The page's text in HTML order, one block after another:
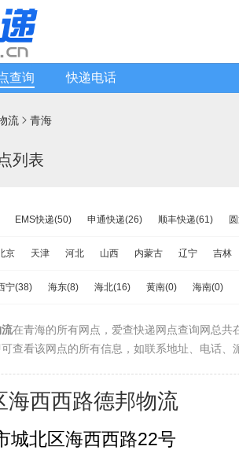
查询 快递电话
流  青海
列表
EMS快递(50) 申通快递(26) 顺丰快递(61)
安能物流(41) 苏宁快递(43) 全一快递(6)
品骏快递(22) 远成快运(15) 百世汇通快递
京 天津 河北 山西 内蒙古 辽宁 吉林
香港 澳门
宁(38) 海东(8) 海北(16) 黄南(0) 海南(0)
在青海的所有网点，爱查快递网点查询网总共
查看该网点的所有信息，如联系地址、电话、
海西西路德邦物流
城北区海西西路22号